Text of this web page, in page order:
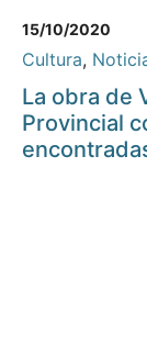
15/10/2020
Cultura,
La obra de
Provincial